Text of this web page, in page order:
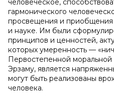
человеческое,
гармонического
просвещения и приобщения
и науке. Им были
принципов и ценностей,
которых умеренность —
Первостепенной моральной
Эрзаму, является
могут быть реализованы
человека.